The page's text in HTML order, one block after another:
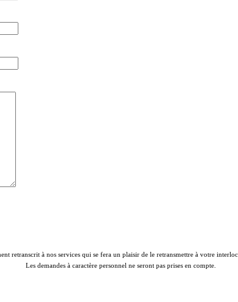
retranscrit à nos services qui se fera un plaisir de le retransmettre à votre
Les demandes à caractère personnel ne seront pas prises en compte.